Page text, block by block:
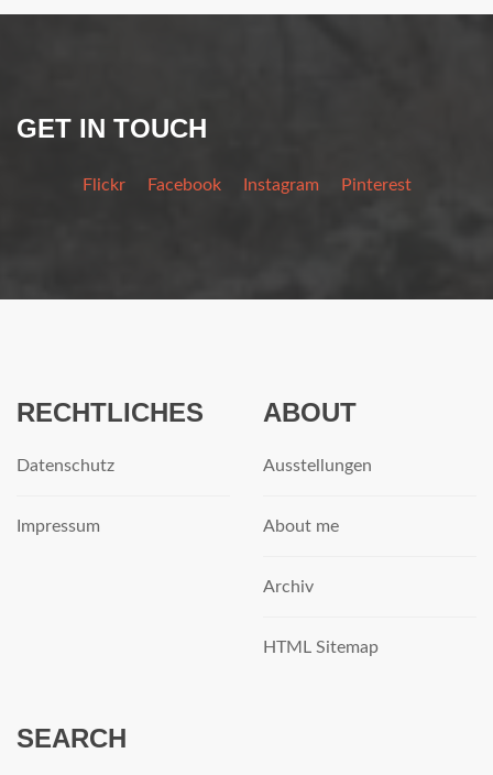
GET IN TOUCH
Flickr Facebook Instagram Pinterest
RECHTLICHES
Datenschutz
Impressum
ABOUT
Ausstellungen
About me
Archiv
HTML Sitemap
SEARCH